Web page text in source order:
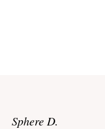
Sphere D.